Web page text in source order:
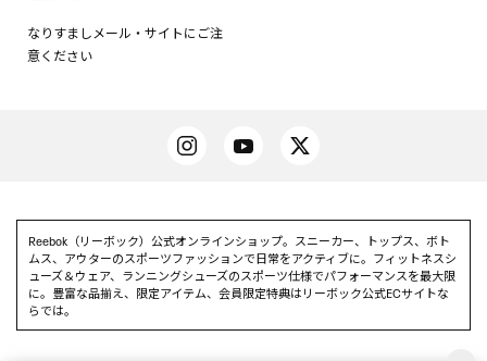
なりすましメール・サイトにご注
意ください
Reebok（リーボック）公式オンラインショップ。スニーカー、トップス、ボト
ムス、アウターのスポーツファッションで日常をアクティブに。フィットネスシ
ューズ＆ウェア、ランニングシューズのスポーツ仕様でパフォーマンスを最大限
に。豊富な品揃え、限定アイテム、会員限定特典はリーボック公式ECサイトな
らでは。